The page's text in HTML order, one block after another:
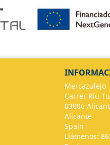
Mercazulejo
Carrer Riu
03006
Alicante
Spain
Llámenos: